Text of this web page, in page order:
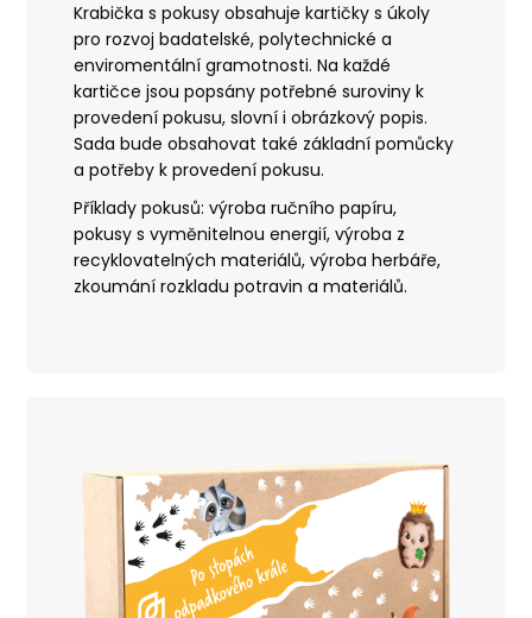
Krabička s pokusy obsahuje kartičky s úkoly
pro rozvoj badatelské, polytechnické a
enviromentální gramotnosti. Na každé
kartičce jsou popsány potřebné suroviny k
provedení pokusu, slovní i obrázkový popis.
Sada bude obsahovat také základní pomůcky
a potřeby k provedení pokusu.
Příklady pokusů: výroba ručního papíru,
pokusy s vyměnitelnou energií, výroba z
recyklovatelných materiálů, výroba herbáře,
zkoumání rozkladu potravin a materiálů.